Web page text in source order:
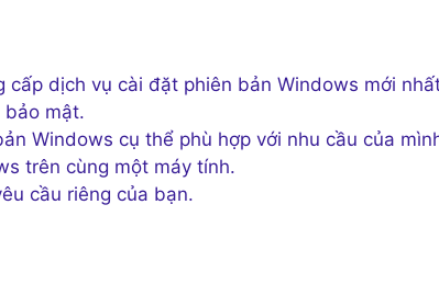
cấp dịch vụ cài đặt phiên bản Windows mới
bảo mật.
Windows cụ thể phù hợp với nhu cầu của
trên cùng một máy tính.
cầu riêng của bạn.